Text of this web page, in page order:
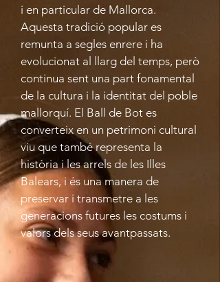
i en particular de Mallorca.
Aquesta tradició popular es
remunta a segles enrere i ha
evolucionat al llarg del temps, però
continua sent una part fonamental
de la cultura i la identitat del poble
mallorquí. El Ball de Bot es
converteix en un petrimoni cultural
viu que també representa la
història i les arrels de les Illes
Balears, i és una manera de
preservar i transmetre a les
generacions futures les costums i
valors dels seus avantpassats.